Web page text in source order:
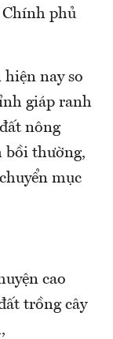
phủ
nay so
giáp ranh
nông
bồi thường,
mục
cao
trồng cây